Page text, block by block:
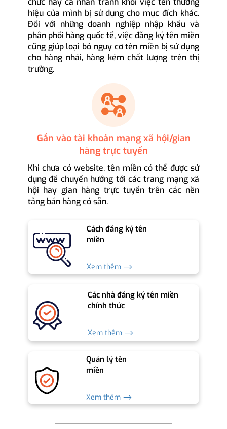
hiệu của mình bị sử dụng cho mục đích khác.
Đối với những doanh nghiệp nhập khẩu và
phân phối hàng quốc tế, việc đăng ký tên miền
cũng giúp loại bỏ nguy cơ tên miền bị sử dụng
cho hàng nhái, hàng kém chất lượng trên thị
trường.
Gắn vào tài khoản mạng xã hội/gian
hàng trực tuyến
Khi chưa có website, tên miền có thể được sử
dụng để chuyển hướng tới các trang mạng xã
hội hay gian hàng trực tuyến trên các nền
tảng bán hàng có sẵn.
Cách đăng ký tên
miền
Xem thêm ⟶
Các nhà đăng ký tên miền
chính thức
Xem thêm ⟶
Quản lý tên
miền
Xem thêm ⟶